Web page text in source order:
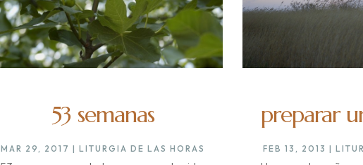
53 semanas
MAR 29, 2017 | LITURGIA DE LAS HORAS
preparar
FEB 13, 2013 |